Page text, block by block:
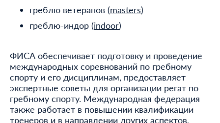
греблю ветеранов (masters)
греблю-индор (indoor)
ФИСА обеспечивает подготовку и проведение
международных соревнований по гребному
спорту и его дисциплинам, предоставляет
экспертные советы для организации регат по
гребному спорту. Международная федерация
также работает в повышении квалификации
тренеров и в направлении других аспектов,